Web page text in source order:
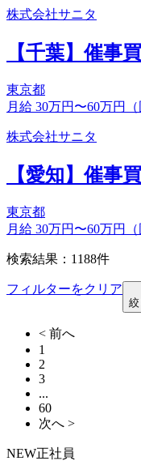
株式会社サニタ
【千葉】催事
東京都
月給 30万円〜60万円
株式会社サニタ
【愛知】催事
東京都
月給 30万円〜60万円
検索結果：1188件
フィルターをクリア
< 前へ
1
2
3
...
60
次へ >
NEW正社員